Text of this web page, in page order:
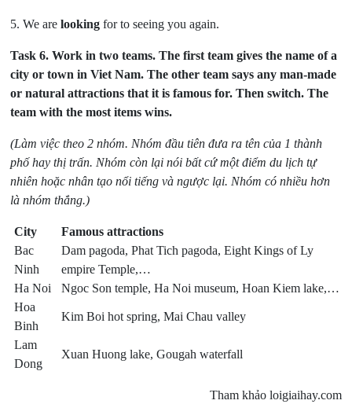
5. We are looking for to seeing you again.
Task 6.Work in two teams. The first team gives the name of a
city or town in Viet Nam. The other team says any man-made
or natural attractions that it is famous for. Then switch. The
team with the most items wins.
(Làm việc theo 2 nhóm. Nhóm đầu tiên đưa ra tên của 1 thành
phố hay thị trấn. Nhóm còn lại nói bất cứ một điểm du lịch tự
nhiên hoặc nhân tạo nổi tiếng và ngược lại. Nhóm có nhiều hơn
là nhóm thắng.)
City
Famous attractions
Bac
Ninh
Dam pagoda, Phat Tich pagoda, Eight Kings of Ly
empire Temple,…
Ha Noi
Ngoc Son temple, Ha Noi museum, Hoan Kiem lake,…
Hoa
Binh
Kim Boi hot spring, Mai Chau valley
Lam
Dong
Xuan Huong lake, Gougah waterfall
Tham khảo loigiaihay.com